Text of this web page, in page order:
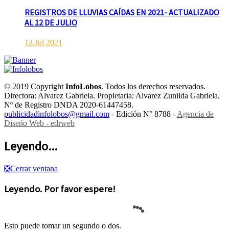
REGISTROS DE LLUVIAS CAÍDAS EN 2021- ACTUALIZADO
AL 12 DE JULIO
12.Jul 2021
© 2019 CopyrightInfoLobos. Todos los derechos reservados.
Directora: Alvarez Gabriela. Propietaria: Alvarez Zunilda Gabriela.
Nº de Registro DNDA 2020-61447458.
publicidadinfolobos@gmail.com - Edición N° 8788 -Agencia de
Diseńo Web - edrweb
Leyendo...
❎Cerrar ventana
Leyendo. Por favor espere!
Esto puede tomar un segundo o dos.